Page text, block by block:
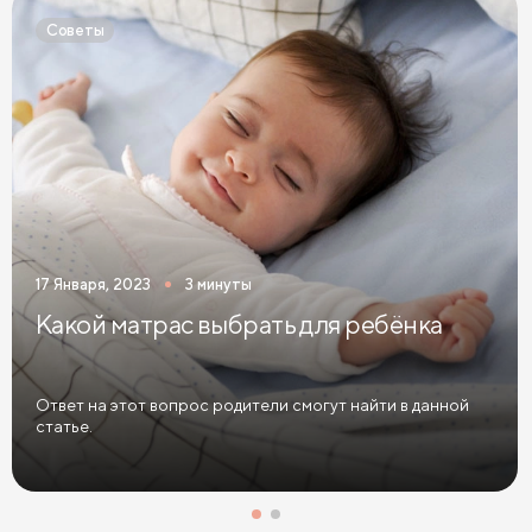
Детские кровати белого цвета
Детские кровати голубого цвета
Детские кровати цвета графит
Детские кровати желтого цвета
Детские кровати зеленого цвета
Детские кровати коричневого цвета
Детские кровати красного цвета
Детские кровати оранжевого цвета
Детские кровати розового цвета
Детские кровати синего цвета
Советы
17 Января, 2023 3 минуты
Какой матрас выбрать для ребёнка
Ответ на этот вопрос родители смогут найти в данной
статье.